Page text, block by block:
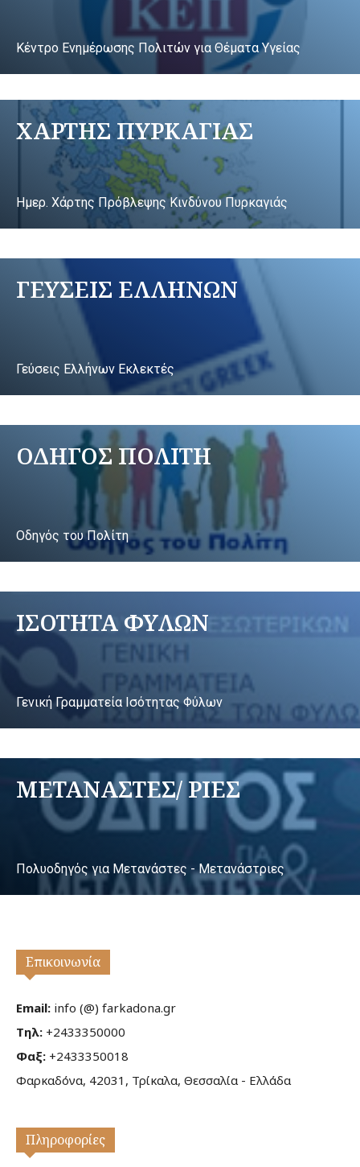
Κέντρο Ενημέρωσης Πολιτών για Θέματα Υγείας
ΧΑΡΤΗΣ ΠΥΡΚΑΓΙΑΣ
Ημερ. Χάρτης Πρόβλεψης Κινδύνου Πυρκαγιάς
ΓΕΥΣΕΙΣ ΕΛΛΗΝΩΝ
Γεύσεις Ελλήνων Εκλεκτές
ΟΔΗΓΟΣ ΠΟΛΙΤΗ
Οδηγός του Πολίτη
ΙΣΟΤΗΤΑ ΦΥΛΩΝ
Γενική Γραμματεία Ισότητας Φύλων
ΜΕΤΑΝΑΣΤΕΣ/ ΡΙΕΣ
Πολυοδηγός για Μετανάστες - Μετανάστριες
Επικοινωνία
Email: info (@) farkadona.gr
Τηλ: +2433350000
Φαξ: +2433350018
Φαρκαδόνα, 42031, Τρίκαλα, Θεσσαλία - Ελλάδα
Πληροφορίες